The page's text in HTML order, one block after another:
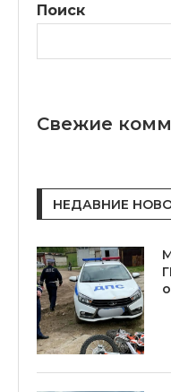
Поиск
Свежие
НЕДАВНИЕ